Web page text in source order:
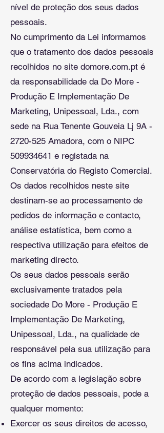
nível de proteção dos seus dados
pessoais.
No cumprimento da Lei informamos
que o tratamento dos dados pessoais
recolhidos no site domore.com.pt é
da responsabilidade da Do More -
Produção E Implementação De
Marketing, Unipessoal, Lda., com
sede na Rua Tenente Gouveia Lj 9A -
2720-525 Amadora, com o NIPC
509934641 e registada na
Conservatória do Registo Comercial.
Os dados recolhidos neste site
destinam-se ao processamento de
pedidos de informação e contacto,
análise estatística, bem como a
respectiva utilização para efeitos de
marketing directo.
Os seus dados pessoais serão
exclusivamente tratados pela
sociedade Do More - Produção E
Implementação De Marketing,
Unipessoal, Lda., na qualidade de
responsável pela sua utilização para
os fins acima indicados.
De acordo com a legislação sobre
proteção de dados pessoais, pode a
qualquer momento:
Exercer os seus direitos de acesso,